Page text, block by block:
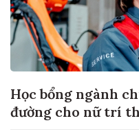
Học bổng ngành
đường cho nữ trí